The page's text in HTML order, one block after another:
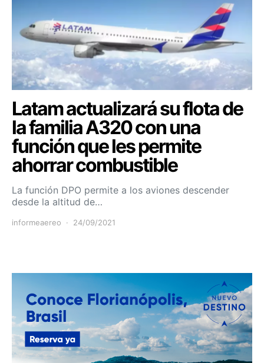
Latam actualizará su flota de
la familia A320 con una
función que les permite
ahorrar combustible
La función DPO permite a los aviones descender
desde la altitud de…
informeaereo 24/09/2021